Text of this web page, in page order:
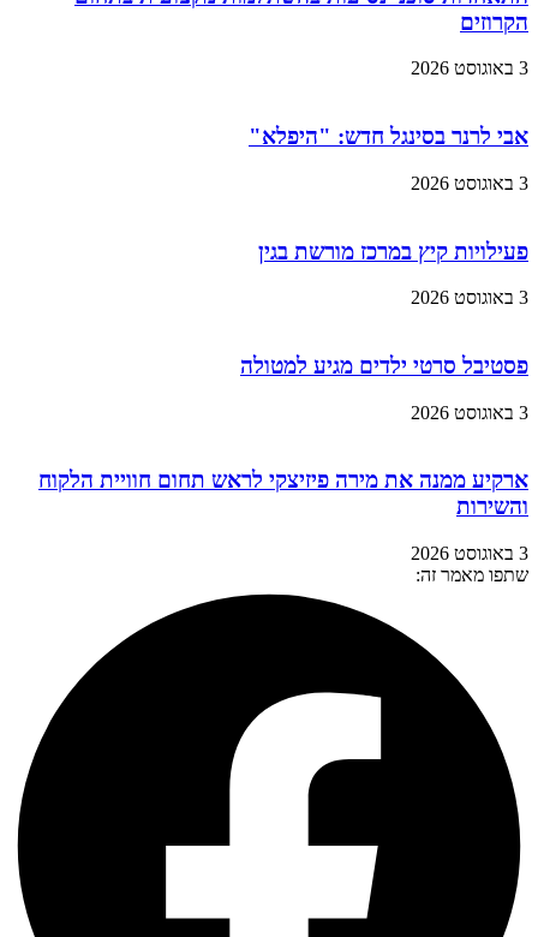
הקרוזים
3 באוגוסט 2026
אבי לרנר בסינגל חדש: "היפלא"
3 באוגוסט 2026
פעילויות קיץ במרכז מורשת בגין
3 באוגוסט 2026
פסטיבל סרטי ילדים מגיע למטולה
3 באוגוסט 2026
ארקיע ממנה את מירה פיזיצקי לראש תחום חוויית הלקוח
והשירות
3 באוגוסט 2026
שתפו מאמר זה: